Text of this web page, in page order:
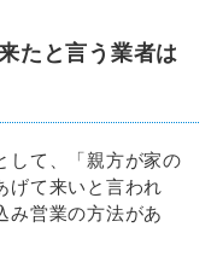
たと言う業者は
して、「親方が家の
げて来いと言われ
み営業の方法があ